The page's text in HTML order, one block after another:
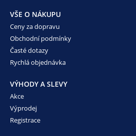
VŠE O NÁKUPU
Ceny za dopravu
Obchodní podmínky
Časté dotazy
Rychlá objednávka
VÝHODY A SLEVY
Akce
Výprodej
Registrace